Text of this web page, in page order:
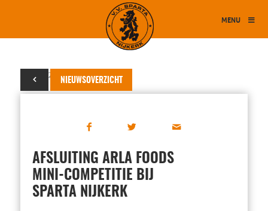
MENU
NIEUWSOVERZICHT
18 mei 2026
AFSLUITING ARLA FOODS
MINI-COMPETITIE BIJ
SPARTA NIJKERK